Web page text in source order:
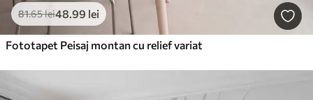
81.65lei48.99 lei
Fototapet Peisaj montan cu relief variat